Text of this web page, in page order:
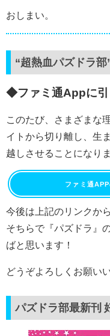
おしまい。
“超熱血パズドラ
◆ファミ通Appに引
このたび、さまざまな
イトから切り離し、生
越しさせることになり
ファミ通
今後は上記のリンクか
そちらで『パズドラ』
ばと思います！
どうぞよろしくお願い
パズドラ部最新刊